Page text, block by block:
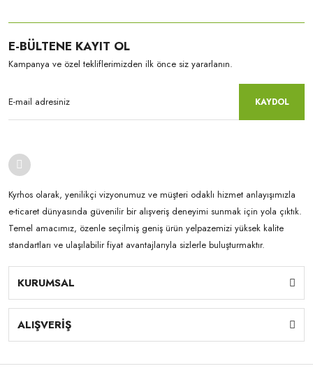
E-BÜLTENE KAYIT OL
Kampanya ve özel tekliflerimizden ilk önce siz yararlanın.
KAYDOL
Kyrhos olarak, yenilikçi vizyonumuz ve müşteri odaklı hizmet anlayışımızla
e-ticaret dünyasında güvenilir bir alışveriş deneyimi sunmak için yola çıktık.
Temel amacımız, özenle seçilmiş geniş ürün yelpazemizi yüksek kalite
standartları ve ulaşılabilir fiyat avantajlarıyla sizlerle buluşturmaktır.
KURUMSAL
ALIŞVERİŞ